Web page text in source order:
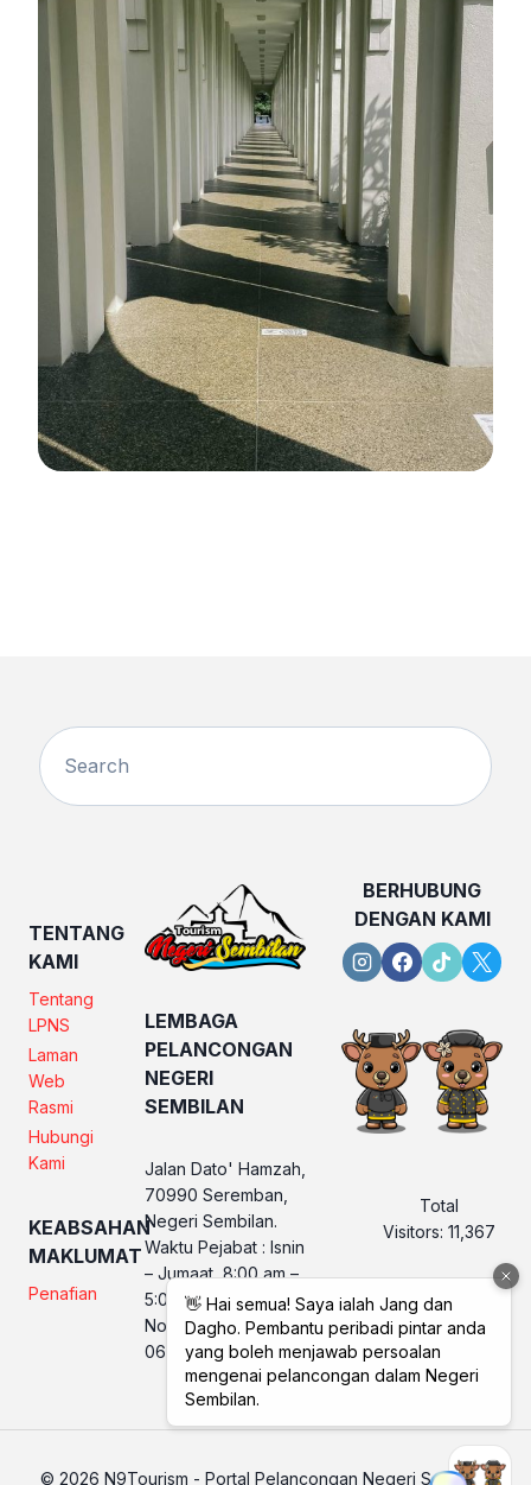
TENTANG
KAMI
Tentang
LPNS
Laman
Web
Rasmi
Hubungi
Kami
KEABSAHAN
MAKLUMAT
Penafian
LEMBAGA
PELANCONGAN
NEGERI
SEMBILAN
Jalan Dato' Hamzah,
70990 Seremban,
Negeri Sembilan.
Waktu Pejabat : Isnin
– Jumaat, 8:00 am –
5:00 pm
No. Telefon LPNS :
06 760 2560
BERHUBUNG
DENGAN KAMI
Total
Visitors: 11,367
© 2026 N9Tourism - Portal Pelancongan Negeri Sembilan